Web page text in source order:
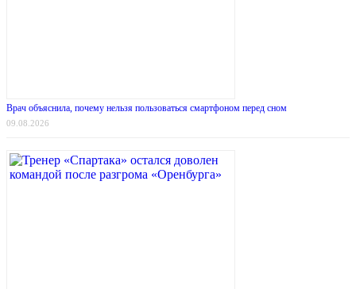
Врач объяснила, почему нельзя пользоваться смартфоном перед сном
09.08.2026